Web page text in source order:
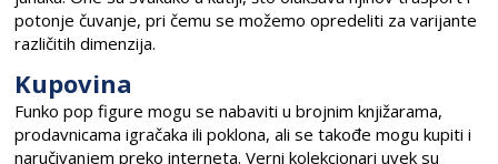
potonje čuvanje, pri čemu se možemo opredeliti za varijante
različitih dimenzija.
Kupovina
Funko pop figure mogu se nabaviti u brojnim knjižarama,
prodavnicama igračaka ili poklona, ali se takođe mogu kupiti i
naručivanjem preko interneta. Verni kolekcionari uvek su